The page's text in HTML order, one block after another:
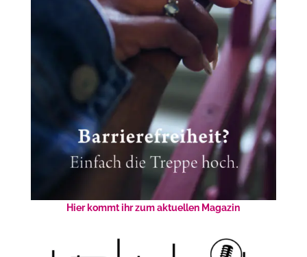
Hier kommt ihr zum aktuellen Magazin